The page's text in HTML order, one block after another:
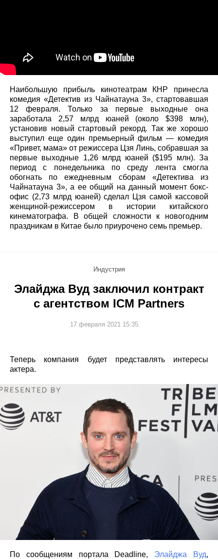
Наибольшую прибыль кинотеатрам КНР принесла
комедия «Детектив из Чайнатауна 3», стартовавшая
12 февраля. Только за первые выходные она
заработала 2,57 млрд юаней (около $398 млн),
установив новый стартовый рекорд. Так же хорошо
выступил еще один премьерный фильм — комедия
«Привет, мама» от режиссера Цзя Линь, собравшая за
первые выходные 1,26 млрд юаней ($195 млн). За
период с понедельника по среду лента смогла
обогнать по ежедневным сборам «Детектива из
Чайнатауна 3», а ее общий на данный момент бокс-
офис (2,73 млрд юаней) сделал Цзя самой кассовой
женщиной-режиссером в истории китайского
кинематографа. В общей сложности к новогодним
праздникам в Китае было приурочено семь премьер.
Индустрия
Элайджа Вуд заключил контракт
с агентством ICM Partners
17 февраля 2021 15:35
Теперь компания будет представлять интересы
актера.
По сообщениям портала Deadline, Элайджа Вуд,